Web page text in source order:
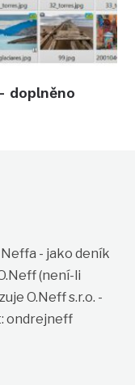
doplněno
- jako deník
(není-li
O.Neff s.r.o. -
ondrejneff